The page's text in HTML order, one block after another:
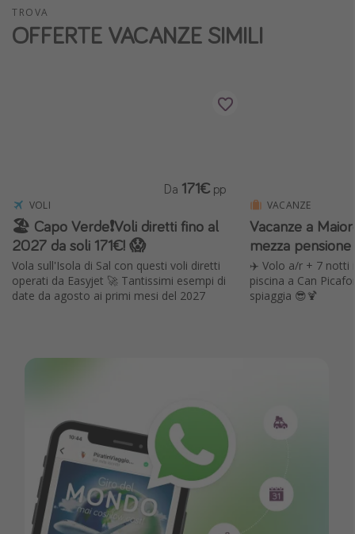
Vacanze al mare
Viaggi per single
TROVA
OFFERTE VACANZE SIMILI
VOLI
🏖️ Capo Verde❗️Voli diretti fino al
2027 da soli 171€! 😱
Vola sull'Isola di Sal con questi voli diretti
operati da Easyjet 🚀 Tantissimi esempi di
date da agosto ai primi mesi del 2027
Da 171€ pp
VACANZE
Vacanze a
mezza
✈️ Volo a/r + 7 notti
piscina a Can
spiaggia 😎🍹